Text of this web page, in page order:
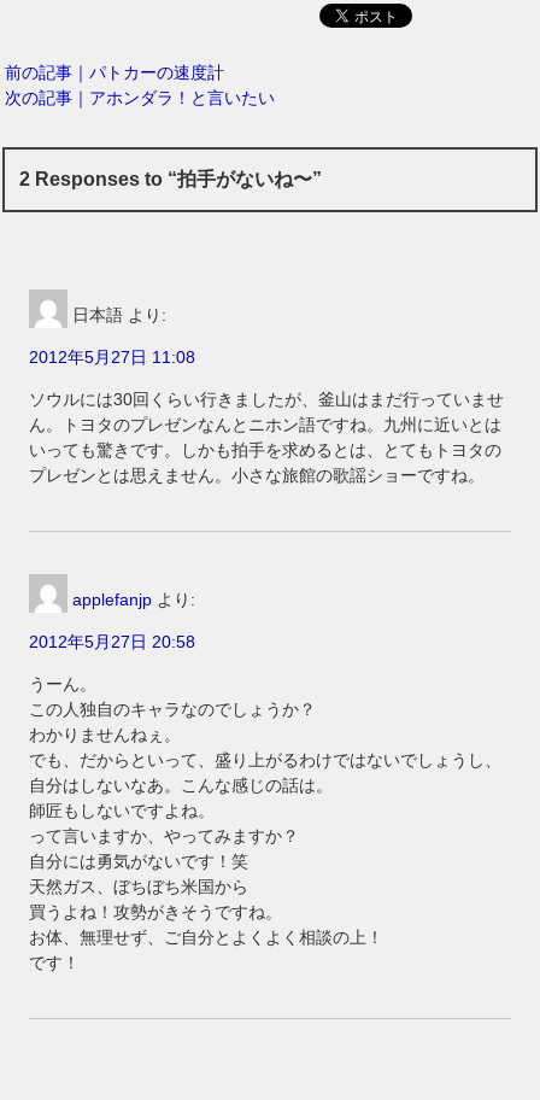
前の記事｜パトカーの速度計
次の記事｜アホンダラ！と言いたい
2 Responses to “拍手がないね〜”
日本語 より:
2012年5月27日 11:08
ソウルには30回くらい行きましたが、釜山はまだ行っていませ
ん。トヨタのプレゼンなんとニホン語ですね。九州に近いとは
いっても驚きです。しかも拍手を求めるとは、とてもトヨタの
プレゼンとは思えません。小さな旅館の歌謡ショーですね。
applefanjp より:
2012年5月27日 20:58
うーん。
この人独自のキャラなのでしょうか？
わかりませんねぇ。
でも、だからといって、盛り上がるわけではないでしょうし、
自分はしないなあ。こんな感じの話は。
師匠もしないですよね。
って言いますか、やってみますか？
自分には勇気がないです！笑
天然ガス、ぼちぼち米国から
買うよね！攻勢がきそうですね。
お体、無理せず、ご自分とよくよく相談の上！
です！